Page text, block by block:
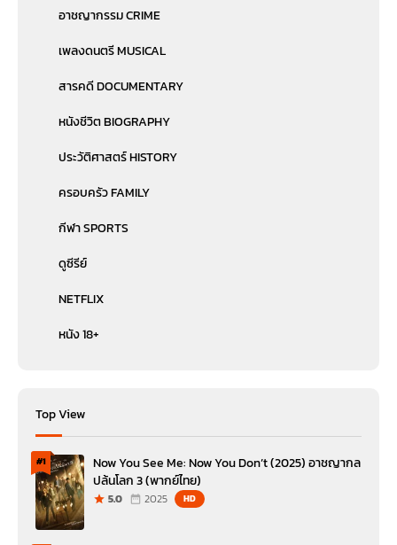
อาชญากรรม CRIME
เพลงดนตรี MUSICAL
สารคดี DOCUMENTARY
หนังชีวิต BIOGRAPHY
ประวัติศาสตร์ HISTORY
ครอบครัว FAMILY
กีฬา SPORTS
ดูซีรีย์
NETFLIX
หนัง 18+
Top View
#1
Now You See Me: Now You Don’t (2025) อาชญากล
ปล้นโลก 3 (พากย์ไทย)
5.0 2025 HD